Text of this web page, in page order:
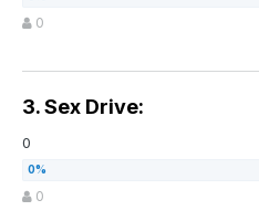
0
3. Sex Drive:
0
0